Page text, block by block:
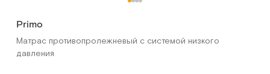
Primo
Матрас противопролежневый с системой низкого
давления